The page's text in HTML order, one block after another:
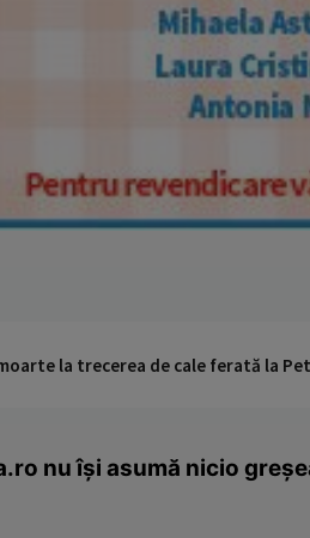
la trecerea de cale ferată la
nu îşi asumă nicio